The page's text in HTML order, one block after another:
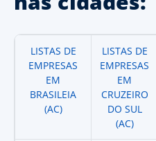
LISTAS DE
EMPRESAS
EM
BRASILEIA
(AC)
LISTAS DE
EMPRESAS
EM
CRUZEIRO
DO SUL
(AC)